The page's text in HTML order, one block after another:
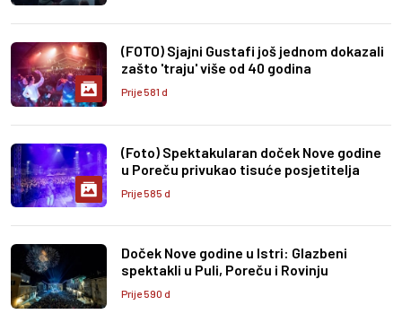
(FOTO) Sjajni Gustafi još jednom dokazali
zašto 'traju' više od 40 godina
Prije 581 d
(Foto) Spektakularan doček Nove godine
u Poreču privukao tisuće posjetitelja
Prije 585 d
Doček Nove godine u Istri: Glazbeni
spektakli u Puli, Poreču i Rovinju
Prije 590 d